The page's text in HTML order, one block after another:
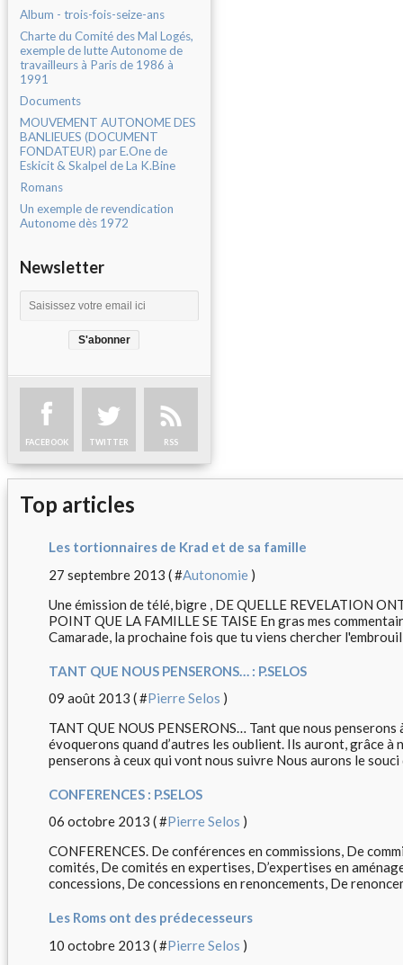
Album - trois-fois-seize-ans
Charte du Comité des Mal Logés,
exemple de lutte Autonome de
travailleurs à Paris de 1986 à
1991
Documents
MOUVEMENT AUTONOME DES
BANLIEUES (DOCUMENT
FONDATEUR) par E.One de
Eskicit & Skalpel de La K.Bine
Romans
Un exemple de revendication
Autonome dès 1972
Newsletter
FACEBOOK TWITTER RSS
Top articles
Les tortionnaires de Krad et de sa famille
27 septembre 2013 ( #Autonomie )
Une émission de télé, bigre , DE QUELLE REVELATION
POINT QUE LA FAMILLE SE TAISE En gras mes
Camarade, la prochaine fois que tu viens chercher
TANT QUE NOUS PENSERONS… : P.SELOS
09 août 2013 ( #Pierre Selos )
TANT QUE NOUS PENSERONS… Tant que nous
évoquerons quand d’autres les oublient. Ils auront, grâce à
penserons à ceux qui vont nous suivre Nous aurons le souci
CONFERENCES : P.SELOS
06 octobre 2013 ( #Pierre Selos )
CONFERENCES. De conférences en commissions, De
comités, De comités en expertises, D’expertises en
concessions, De concessions en renoncements, De
Les Roms ont des prédecesseurs
10 octobre 2013 ( #Pierre Selos )